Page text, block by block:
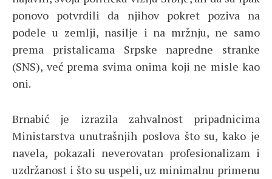
ponovo potvrdili da njihov pokret poziva na
podele u zemlji, nasilje i na mržnju, ne samo
prema pristalicama Srpske napredne stranke
(SNS), već prema svima onima koji ne misle kao
oni.
Brnabić je izrazila zahvalnost pripadnicima
Ministarstva unutrašnjih poslova što su, kako je
navela, pokazali neverovatan profesionalizam i
uzdržanost i što su uspeli, uz minimalnu primenu